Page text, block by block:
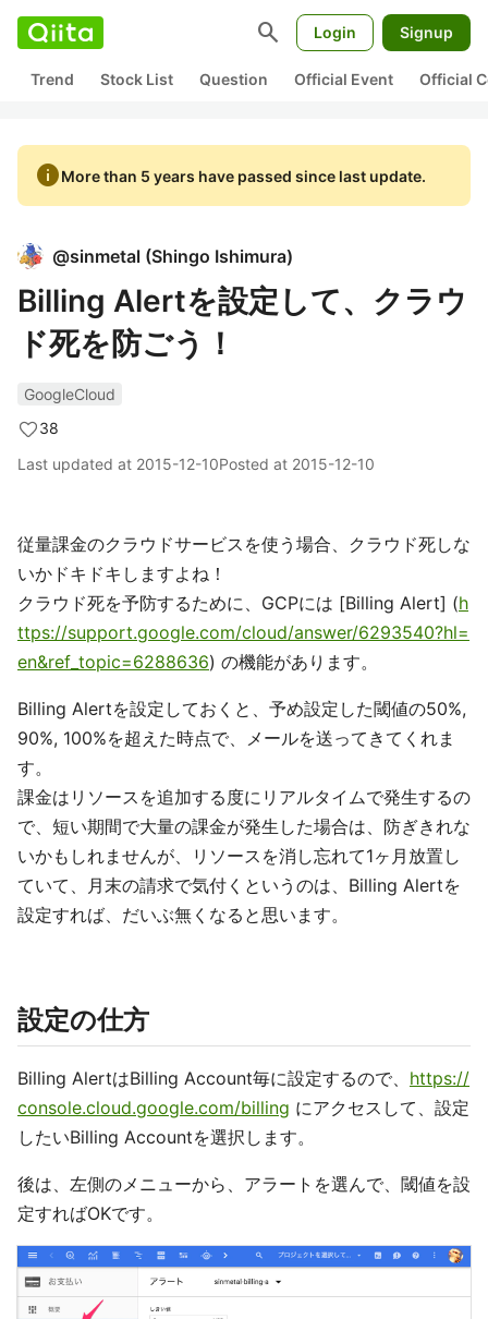
search Login Signup
Trend Stock List Question Official Event Official
infoMore than 5 years have passed since last update.
@sinmetal (Shingo Ishimura)
Billing Alertを設定して、クラウ
ド死を防ごう！
GoogleCloud
38
Last updated at 2015-12-10Posted at 2015-12-10
従量課金のクラウドサービスを使う場合、クラウド死しな
いかドキドキしますよね！
クラウド死を予防するために、GCPには [Billing Alert] (h
ttps://support.google.com/cloud/answer/6293540?hl=
en&ref_topic=6288636) の機能があります。
Billing Alertを設定しておくと、予め設定した閾値の50%,
90%, 100%を超えた時点で、メールを送ってきてくれま
す。
課金はリソースを追加する度にリアルタイムで発生するの
で、短い期間で大量の課金が発生した場合は、防ぎきれな
いかもしれませんが、リソースを消し忘れて1ヶ月放置し
ていて、月末の請求で気付くというのは、Billing Alertを
設定すれば、だいぶ無くなると思います。
設定の仕方
Billing AlertはBilling Account毎に設定するので、 https://
console.cloud.google.com/billing にアクセスして、設定
したいBilling Accountを選択します。
後は、左側のメニューから、アラートを選んで、閾値を設
定すればOKです。